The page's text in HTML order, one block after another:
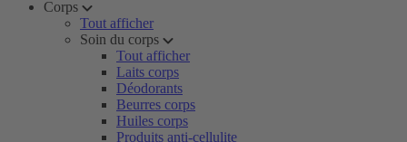
Corps
Tout afficher
Soin du corps
Tout afficher
Laits corps
Déodorants
Beurres corps
Huiles corps
Produits anti-cellulite